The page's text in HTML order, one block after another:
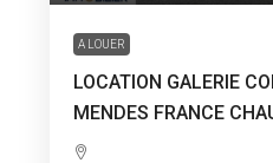
A LOUER
LOCATION GALERIE
MENDES FRANCE